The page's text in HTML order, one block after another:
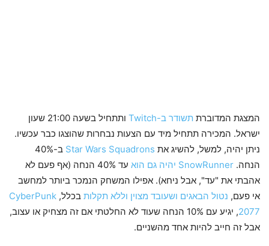
המצגת המדוברת תשודר ב-Twitch
ותתחיל בשעה 21:00 שעון
ישראל. המכירה תתחיל מיד עם הצעות נבחרות שהוצגו כבר עכשיו.
ניתן יהיה, למשל, להשיג את Star Wars Squadrons
ב-40%
הנחה. SnowRunner יהיה גם הוא
עד 40% הנחה (אף פעם לא
אהבתי את "עד", אבל ניחא). אפילו המשחק הנמכר ביותר למחשב
אי פעם, נטול הבאגים ושעובד מצוין וללא תקלות בכלל, CyberPunk
2077
, יגיע עם 10% הנחה שעוד לא החלטתי אם זה מצחיק או עצוב,
אבל זה חייב להיות אחד מהשניים.